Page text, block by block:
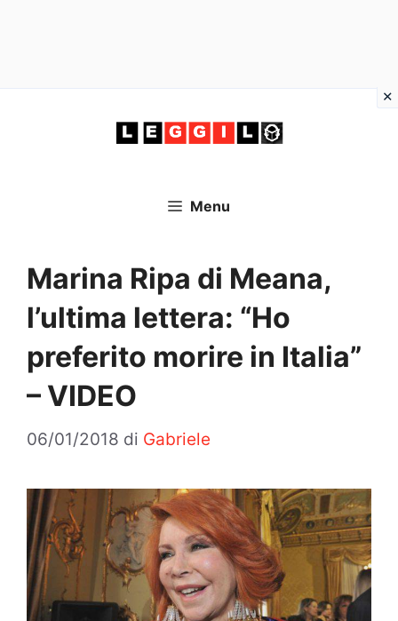
Menu
Marina Ripa di Meana,
l’ultima lettera: “Ho
preferito morire in Italia”
– VIDEO
06/01/2018 di Gabriele